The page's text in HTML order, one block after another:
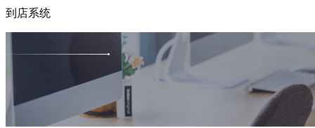
到店系统